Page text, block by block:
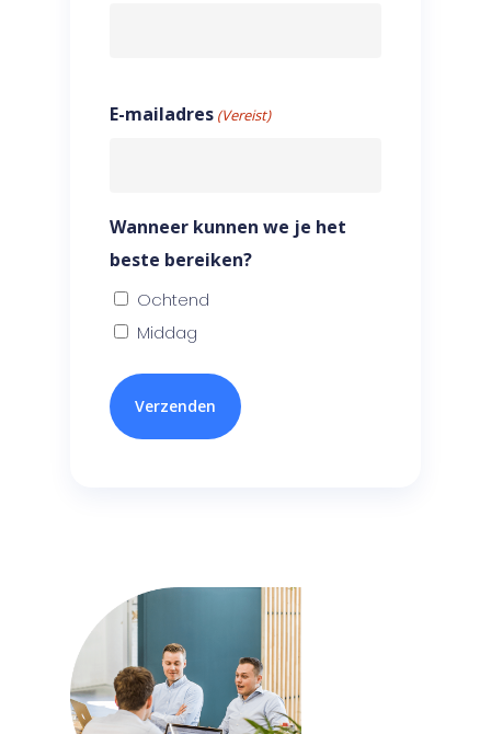
E-mailadres (Vereist)
Wanneer kunnen we je het
beste bereiken?
Ochtend
Middag